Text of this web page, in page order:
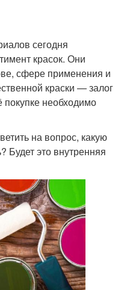
сегодня
красок. Они
сфере применения и
краски — залог
необходимо
на вопрос, какую
Будет это внутренняя